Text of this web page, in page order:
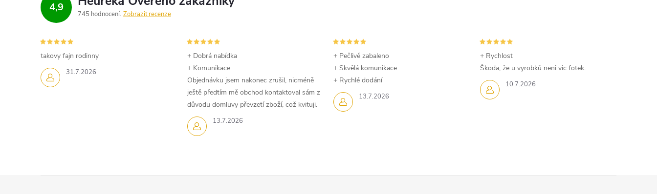
4,9
745 hodnocení Zobrazit recenze
31.7.2026
takovy fajn rodinny
13.7.2026
+ Dobrá nabídka
+ Komunikace
Objednávku jsem nakonec zrušil, nicméně
ještě předtím mě obchod kontaktoval sám z
důvodu domluvy převzetí zboží, což kvituji.
13.7.2026
+ Pečlivě zabaleno
+ Skvělá komunikace
+ Rychlé dodání
10.7.2026
+ Rychlost
Škoda, že u vyrobků neni vic fotek.